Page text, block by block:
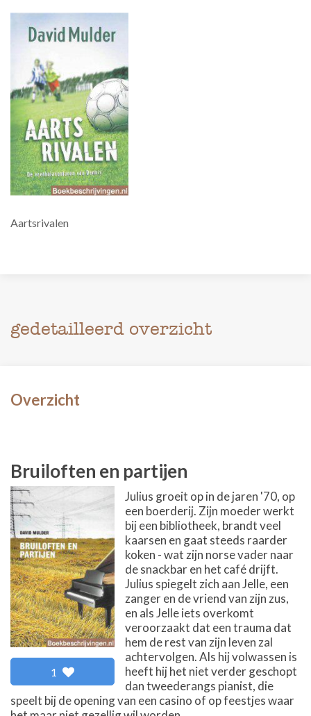
Aartsrivalen
gedetailleerd overzicht
Overzicht
Bruiloften en partijen
1
Julius groeit op in de jaren '70, op
een boerderij. Zijn moeder werkt
bij een bibliotheek, brandt veel
kaarsen en gaat steeds raarder
koken - wat zijn norse vader naar
de snackbar en het café drijft.
Julius spiegelt zich aan Jelle, een
zanger en de vriend van zijn zus,
en als Jelle iets overkomt
veroorzaakt dat een trauma dat
hem de rest van zijn leven zal
achtervolgen. Als hij volwassen is
heeft hij het niet verder geschopt
dan tweederangs pianist, die
speelt bij de opening van een casino of op feestjes waar